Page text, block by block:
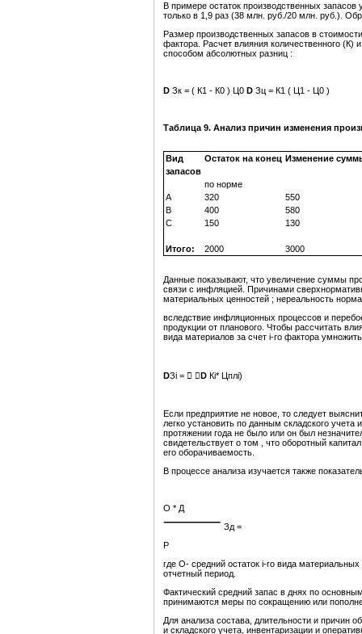
В примере остаток производственных запасов
только в 1,9 раз (38 млн. руб./20 млн. руб.).
Размер производственных запасов в
фактора. Расчет влияния количественного
способом абсолютных разниц :
D Зк = ( К1 - К0 ) Ц0 D Зц = К1 ( Ц1 - Ц0 )
Таблица 9. Анализ причин изменения
Вид Остаток на конец Изменение
запасов
по норме
А
320
550
В
400
580
С
150 130
Итого: 2000 3000
Данные показывают, что увеличение суммы
связи с инфляцией. Причинами
материальных ценностей ; нереальность
вследствие инфляционных процессов и
продукции от планового. Чтобы рассчитать
вида материалов за счет i-го фактора
DЗi =  D Кi* Цплi)
Если предприятие не новое, то следует
легко установить по данным складского
протяжении года не было или он был
свидетельствует о том , что оборотный
его оборачиваемость.
В процессе анализа изучается также
О * Д
Зд =
Р
где О- средний остаток i-го вида
отчетный период.
Фактический средний запас в днях по
принимаются меры по сокращению или
Для анализа состава, длительности и причин
и складского учета, инвентаризации и